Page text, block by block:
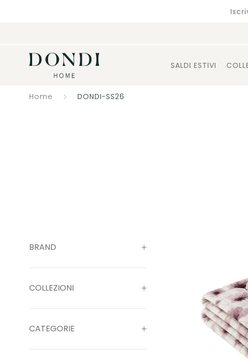
SALDI ESTIVI
Home DONDI-SS26
BRAND
COLLEZIONI
CATEGORIE